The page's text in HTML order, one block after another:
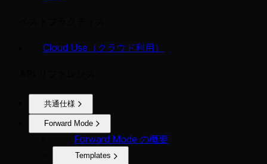
Cloud Use（クラウド利用）
共通仕様
Forward Mode
Forward Mode の概要
Templates